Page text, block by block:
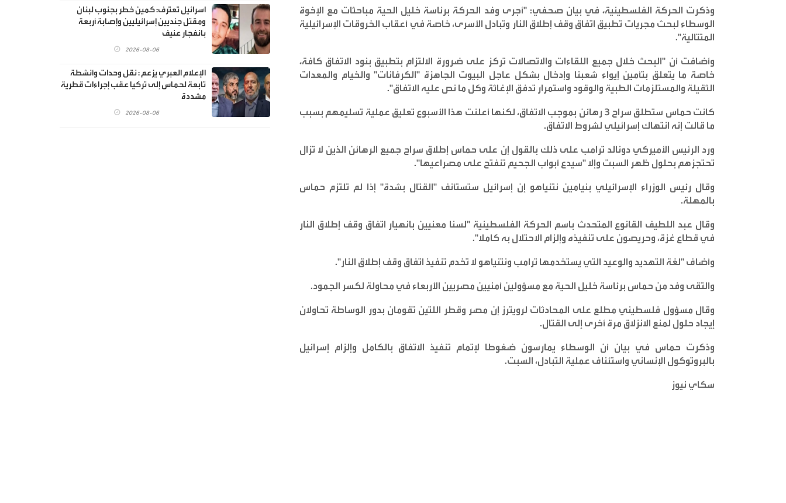
وذكرت الحركة الفلسطينية، في بيان صحفي: "أجرى وفد الحركة برئاسة خليل الحية مباحثات مع الإخوة
الوسطاء لبحث مجريات تطبيق اتفاق وقف إطلاق النار وتبادل الأسرى، خاصة في أعقاب الخروقات الإسرائيلية
المتتالية".
وأضافت أن "البحث خلال جميع اللقاءات والاتصالات تركز على ضرورة الالتزام بتطبيق بنود الاتفاق كافة،
خاصة ما يتعلق بتأمين إيواء شعبنا وإدخال بشكل عاجل البيوت الجاهزة "الكرفانات" والخيام والمعدات
الثقيلة والمستلزمات الطبية والوقود واستمرار تدفق الإغاثة وكل ما نص عليه الاتفاق".
كانت حماس ستطلق سراح 3 رهائن بموجب الاتفاق، لكنها أعلنت هذا الأسبوع تعليق عملية تسليمهم بسبب
ما قالت إنه انتهاك إسرائيلي لشروط الاتفاق.
ورد الرئيس الأميركي دونالد ترامب على ذلك بالقول إن على حماس إطلاق سراح جميع الرهائن الذين لا تزال
تحتجزهم بحلول ظهر السبت وإلا "سيدع أبواب الجحيم تنفتح على مصراعيها".
وقال رئيس الوزراء الإسرائيلي بنيامين نتنياهو إن إسرائيل ستستأنف "القتال بشدة" إذا لم تلتزم حماس
بالمهلة.
وقال عبد اللطيف القانوع المتحدث باسم الحركة الفلسطينية "لسنا معنيين بانهيار اتفاق وقف إطلاق النار
في قطاع غزة، وحريصون على تنفيذه وإلزام الاحتلال به كاملا".
وأضاف "لغة التهديد والوعيد التي يستخدمها ترامب ونتنياهو لا تخدم تنفيذ اتفاق وقف إطلاق النار".
والتقى وفد من حماس برئاسة خليل الحية مع مسؤولين أمنيين مصريين الأربعاء في محاولة لكسر الجمود.
وقال مسؤول فلسطيني مطلع على المحادثات لرويترز إن مصر وقطر اللتين تقومان بدور الوساطة تحاولان
إيجاد حلول لمنع الانزلاق مرة أخرى إلى القتال.
وذكرت حماس في بيان أن الوسطاء يمارسون ضغوطا لإتمام تنفيذ الاتفاق بالكامل وإلزام إسرائيل
بالبروتوكول الإنساني واستئناف عملية التبادل، السبت.
سكاي نيوز
اسرائيل تعترف: كمين خطر بجنوب لبنان
ومقتل جنديين إسرائيليين وإصابة أربعة
بانفجار عنيف
2026-08-06
الإعلام العبري يزعم : نقل وحدات وأنشطة
تابعة لحماس إلى تركيا عقب إجراءات قطرية
مشددة
2026-08-06